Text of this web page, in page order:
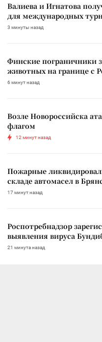
Валиева и Игнатова
для международных
3 минуты назад
Финские пограничники
животных на границе с
6 минут назад
Возле Новороссийска
флагом
12 минут назад
Пожарные
складе автомасел в
17 минут назад
Роспотребнадзор
выявления вируса
21 минута назад